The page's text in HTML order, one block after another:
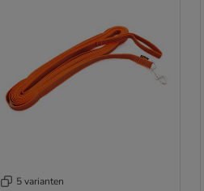
5 varianten